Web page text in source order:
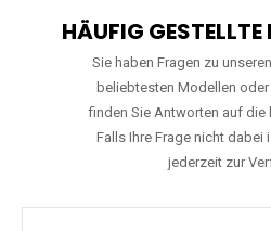
HÄUFIG
Sie haben Fragen zu
beliebtesten Modellen oder
finden Sie Antworten auf die
Falls Ihre Frage nicht dabei
jederzeit zur